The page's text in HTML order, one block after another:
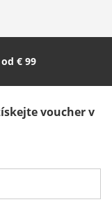
Italien (Deutsch)
Norge
€ 99
voucher v